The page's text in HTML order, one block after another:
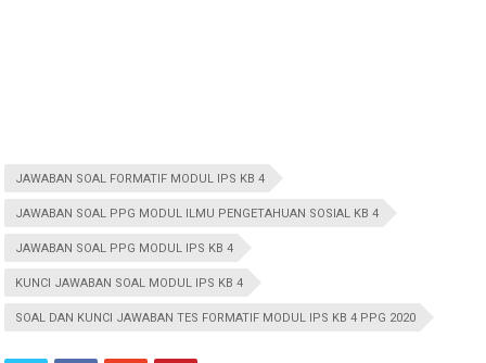
JAWABAN SOAL FORMATIF MODUL IPS KB 4
JAWABAN SOAL PPG MODUL ILMU PENGETAHUAN SOSIAL KB 4
JAWABAN SOAL PPG MODUL IPS KB 4
KUNCI JAWABAN SOAL MODUL IPS KB 4
SOAL DAN KUNCI JAWABAN TES FORMATIF MODUL IPS KB 4 PPG 2020